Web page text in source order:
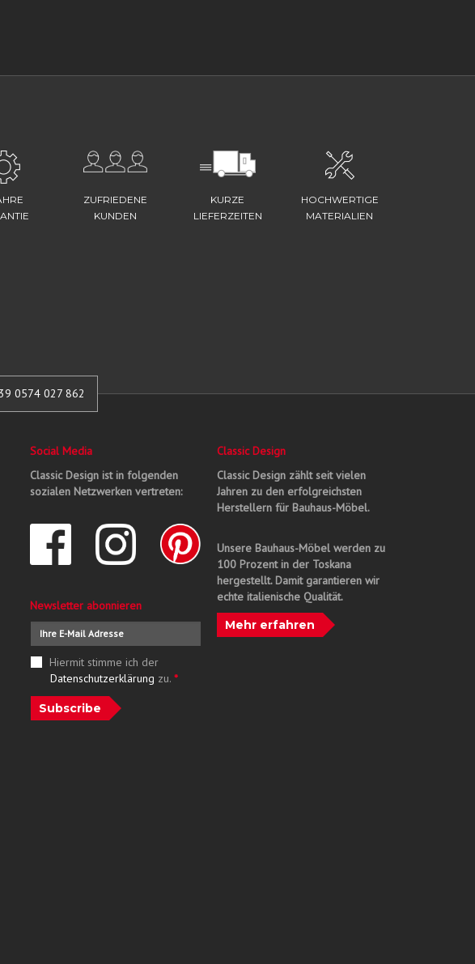
ZUFRIEDENE
KUNDEN
KURZE
LIEFERZEITEN
HOCHWERTIGE
MATERIALIEN
0574 027 862
Social Media
Classic Design ist in folgenden
sozialen Netzwerken vertreten:
Newsletter abonnieren
Hiermit stimme ich der
Datenschutzerklärung zu. *
Subscribe
Classic Design
Classic Design zählt seit vielen
Jahren zu den erfolgreichsten
Herstellern für Bauhaus-Möbel.
Unsere Bauhaus-Möbel werden zu
100 Prozent in der Toskana
hergestellt. Damit garantieren wir
echte italienische Qualität.
Mehr erfahren